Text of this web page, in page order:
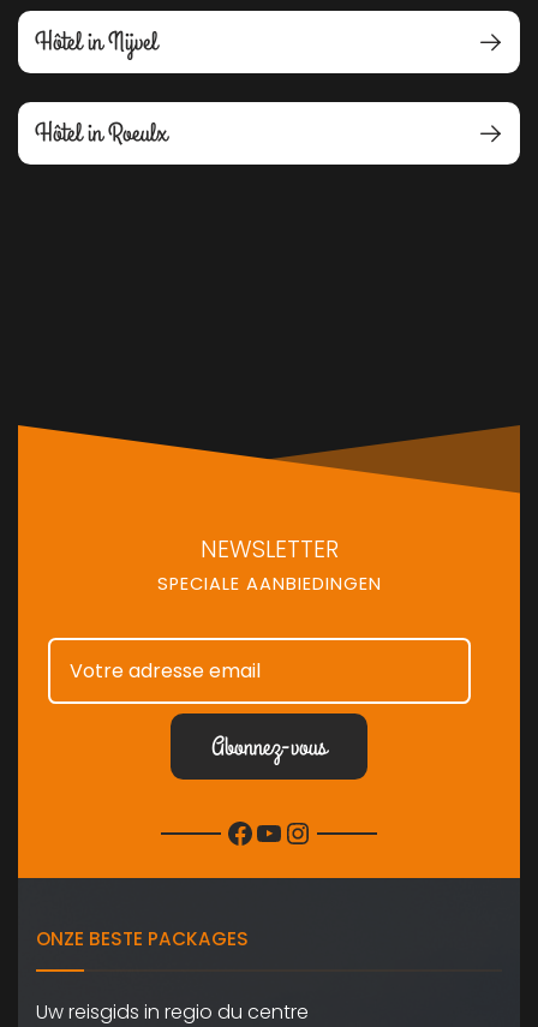
Hôtel in Nijvel
Hôtel in Roeulx
NEWSLETTER
SPECIALE AANBIEDINGEN
Facebook
YouTube
Instagram
ONZE BESTE PACKAGES
Uw reisgids in regio du centre